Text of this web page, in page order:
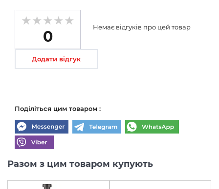
0
Немає відгуків про цей товар
Додати відгук
Поділіться цим товаром :
Разом з цим товаром купують